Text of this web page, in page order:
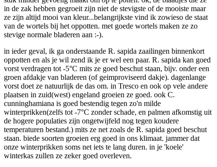
in de zak hebben gegroeit zijn niet de stevigste of de mooiste maar
ze zijn altijd mooi van kleur...belangrijkste vind ik zowieso de staat
van de wortels bij het oppotten. met goede wortels maken ze zo
stevige normale bladeren aan :-).
in ieder geval, ik ga onderstaande R. sapida zaailingen binnenkort
oppotten en als je wil zend ik je er wel een paar. R. sapida kan goed
vorst verdragen tot -5°C mits ze goed beschut staan, bijv. onder een
groen afdakje van bladeren (of geimproviseerd dakje). dagenlange
vorst doet ze natuurlijk de das om. in Tresco en ook op vele andere
plaatsen in zuid(west) engeland groeien ze goed. ook C.
cunninghamiana is goed bestendig tegen zo'n milde
winterprikken(zelfs tot -7°C zonder schade, en palmen afkomstig uit
de hogere populaties zijn ongetwijfeld nog tegen koudere
temperaturen bestand.) mits ze net zoals de R. sapida goed beschut
staan. biede soorten groeien erg goed in ons klimaat. jammer dat
onze winterprikken soms net iets te lang duren. in je 'koele'
winterkas zullen ze zeker goed overleven.